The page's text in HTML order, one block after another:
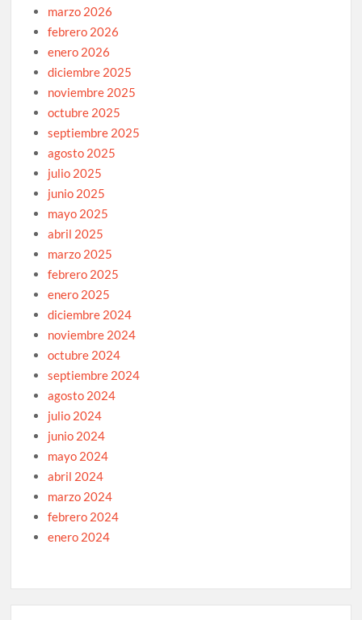
marzo 2026
febrero 2026
enero 2026
diciembre 2025
noviembre 2025
octubre 2025
septiembre 2025
agosto 2025
julio 2025
junio 2025
mayo 2025
abril 2025
marzo 2025
febrero 2025
enero 2025
diciembre 2024
noviembre 2024
octubre 2024
septiembre 2024
agosto 2024
julio 2024
junio 2024
mayo 2024
abril 2024
marzo 2024
febrero 2024
enero 2024